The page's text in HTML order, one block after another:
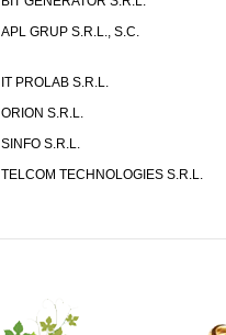
APL GRUP S.R.L., S.C.
IT PROLAB S.R.L.
ORION S.R.L.
SINFO S.R.L.
TELCOM TECHNOLOGIES S.R.L.